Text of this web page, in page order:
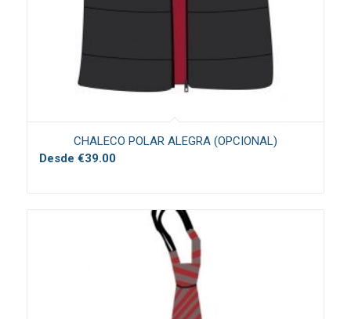
CHALECO POLAR ALEGRA (OPCIONAL)
Desde €39.00